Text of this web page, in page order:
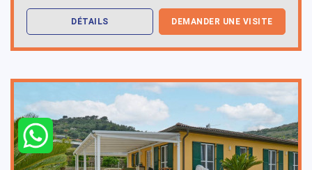
DÉTAILS DEMANDER UNE VISITE